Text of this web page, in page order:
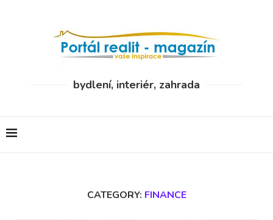
bydlení, interiér, zahrada
CATEGORY: FINANCE